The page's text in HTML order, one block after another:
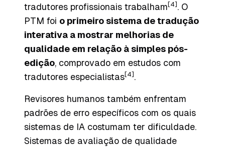
tradutores profissionais trabalham [4] . O
PTM foi o primeiro sistema de tradução
interativa a mostrar melhorias de
qualidade em relação à simples pós-
edição, comprovado em estudos com
tradutores especialistas[4] .
Revisores humanos também enfrentam
padrões de erro específicos com os quais
sistemas de IA costumam ter dificuldade.
Sistemas de avaliação de qualidade